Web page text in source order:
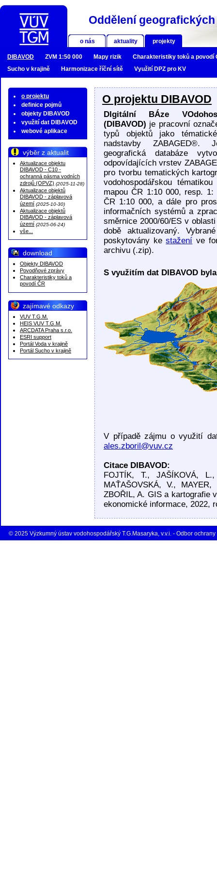
Oddělení
o nás aktuality projekty
DIBAVOD ZVM 1:50 000 Mapy rizik
Charakteristiky toků a povodí
Sucho v krajině
Harmonizace říční sítě Využití DPZ pro KV
o projektu
definice pojmů
objekty DIBAVOD
využití dat DIBAVOD
webové aplikace
výběr z aktualit
Aktualizace objektu
DIBAVOD - C10 -
ochranná pásma vodních
zdrojů (OPVZ) (2025-11-28)
Aktualizace objektů
DIBAVOD - záplavová
území (2025-10-30)
Aktualizace objektů
DIBAVOD - záplavová
území (2025-06-24)
vše...
download
Objekty DIBAVOD
Povodňové zprávy
Charakteristiky toků a
povodí ČR
zajímavé odkazy
VUV T.G.M.
HEIS VUV T.G.M.
ARCDATA Praha s.r.o.
ESRI support
Portál Voda v krajině
Portál Sucho v krajině
O projektu DIBAVOD
DIgitální BÁze
(DIBAVOD) je pracovní
typů objektů jako tématické
nadstavby ZABAGED®.
geografická databáze
odpovídajících vrstev
pro tvorbu tematických
vodohospodářskou
mapou ČR 1:10 000, resp.
ČR 1:10 000, a dále pro
informačních systémů a
směrnice 2000/60/ES v
době aktualizovaný.
poskytovány kestažení ve
archivu (.zip).
S využitím dat DIBAVOD
V případě zájmu o využití
ales.zboril@vuv.cz
Citace DIBAVOD:
FOJTÍK, T., JAŠÍKOVÁ,
MAŤAŠOVSKÁ, V.,
ZBOŘIL, A. GIS a kartografie
ekonomické informace, 2022,
© 2025 Výzkumný ústav vodohospodářský T.G.Masaryka, v.v.i. - Odbor